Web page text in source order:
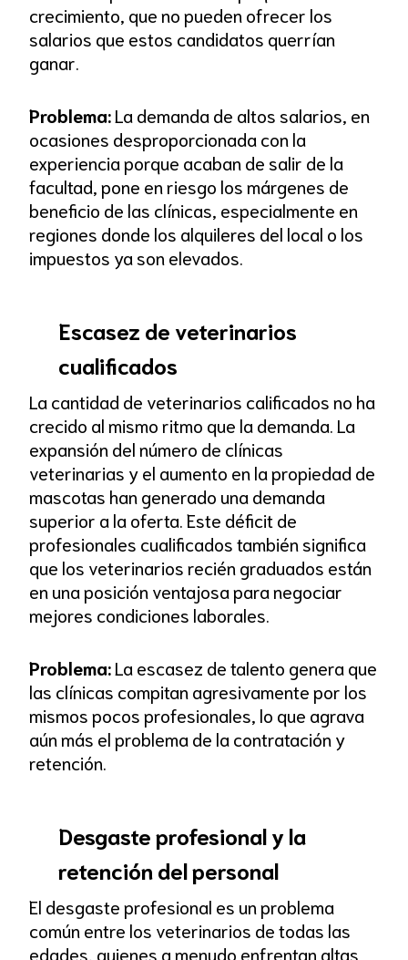
crecimiento, que no pueden ofrecer los
salarios que estos candidatos querrían
ganar.
Problema:La demanda de altos salarios, en
ocasiones desproporcionada con la
experiencia porque acaban de salir de la
facultad, pone en riesgo los márgenes de
beneficio de las clínicas, especialmente en
regiones donde los alquileres del local o los
impuestos ya son elevados.
Escasez de veterinarios
cualificados
La cantidad de veterinarios calificados no ha
crecido al mismo ritmo que la demanda. La
expansión del número de clínicas
veterinarias y el aumento en la propiedad de
mascotas han generado una demanda
superior a la oferta. Este déficit de
profesionales cualificados también significa
que los veterinarios recién graduados están
en una posición ventajosa para negociar
mejores condiciones laborales.
Problema:La escasez de talento genera que
las clínicas compitan agresivamente por los
mismos pocos profesionales, lo que agrava
aún más el problema de la contratación y
retención.
Desgaste profesional y la
retención del personal
El desgaste profesional es un problema
común entre los veterinarios de todas las
edades, quienes a menudo enfrentan altas